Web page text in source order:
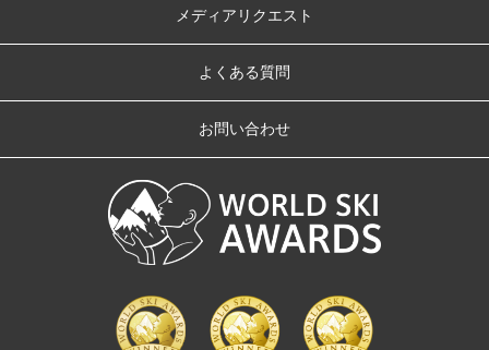
メディアリクエスト
よくある質問
お問い合わせ